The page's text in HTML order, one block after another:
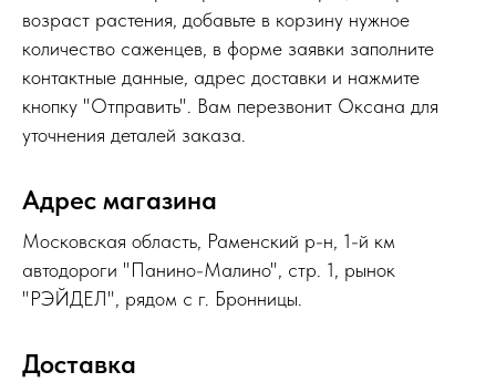
возраст растения, добавьте в корзину нужное
количество саженцев, в форме заявки заполните
контактные данные, адрес доставки и нажмите
кнопку "Отправить". Вам перезвонит Оксана для
уточнения деталей заказа.
Адрес магазина
Московская область, Раменский р-н, 1-й км
автодороги "Панино-Малино", стр. 1, рынок
"РЭЙДЕЛ", рядом с г. Бронницы.
Доставка